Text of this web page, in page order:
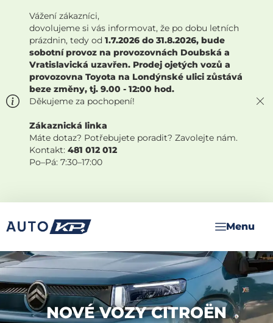
Vážení zákazníci,
dovolujeme si vás informovat, že po dobu letních
prázdnin, tedy od 1.7.2026 do 31.8.2026, bude
sobotní provoz na provozovnách Doubská a
Vratislavická uzavřen. Prodej ojetých vozů a
provozovna Toyota na Londýnské ulici zůstává
beze změny, tj. 9.00 - 12:00 hod.
Děkujeme za pochopení!
Zákaznická linka
Máte dotaz? Potřebujete poradit? Zavolejte nám.
Kontakt: 481 012 012
Po–Pá: 7:30–17:00
NOVÉ VOZY CITROËN